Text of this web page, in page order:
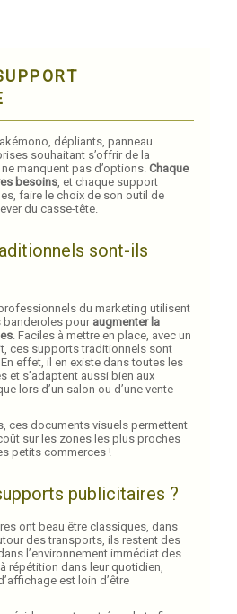
dépliants, panneau
souhaitant s’offrir de la
manquent pas d’options. Chaque
besoins, et chaque support
faire le choix de son outil de
du casse-tête.
sont-ils
du marketing utilisent
banderoles pour augmenter la
. Faciles à mettre en place, avec un
ces supports traditionnels sont
effet, il en existe dans toutes les
et s’adaptent aussi bien aux
lors d’un salon ou d’une vente
ces documents visuels permettent
sur les zones les plus proches
petits commerces !
publicitaires ?
ont beau être classiques, dans
des transports, ils restent des
l’environnement immédiat des
répétition dans leur quotidien,
est loin d’être